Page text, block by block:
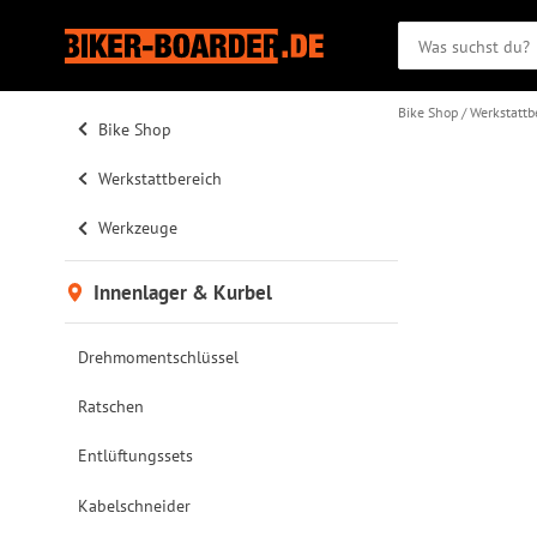
Bike Shop
Werkstattbereich
Werkzeuge
Innenlager & Kurbel
Drehmomentschlüssel
Ratschen
Entlüftungssets
Kabelschneider
Bike Shop